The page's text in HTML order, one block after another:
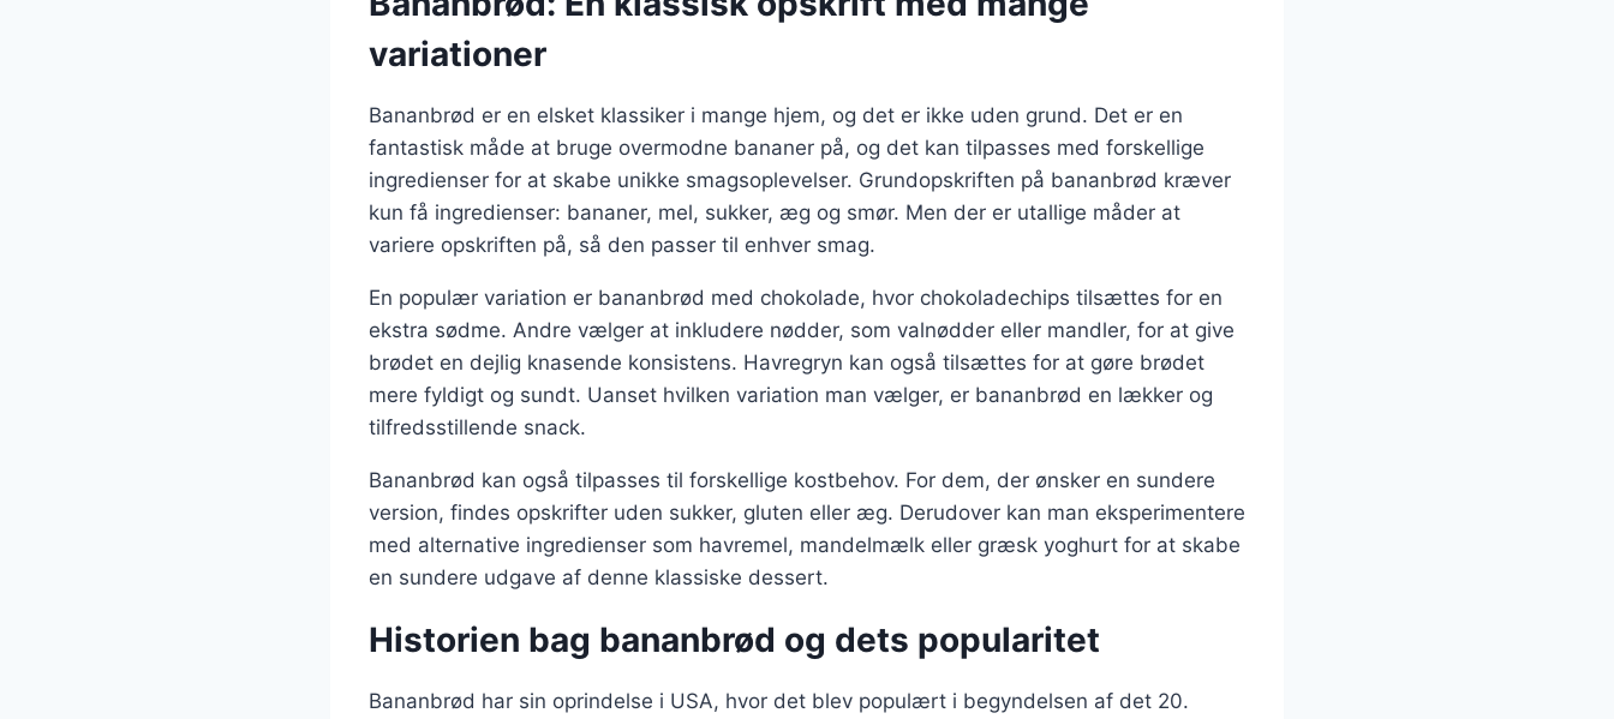
variationer
Bananbrød er en elsket klassiker i mange hjem, og det er ikke uden grund. Det er en
fantastisk måde at bruge overmodne bananer på, og det kan tilpasses med forskellige
ingredienser for at skabe unikke smagsoplevelser. Grundopskriften på bananbrød kræver
kun få ingredienser: bananer, mel, sukker, æg og smør. Men der er utallige måder at
variere opskriften på, så den passer til enhver smag.
En populær variation er bananbrød med chokolade, hvor chokoladechips tilsættes for en
ekstra sødme. Andre vælger at inkludere nødder, som valnødder eller mandler, for at give
brødet en dejlig knasende konsistens. Havregryn kan også tilsættes for at gøre brødet
mere fyldigt og sundt. Uanset hvilken variation man vælger, er bananbrød en lækker og
tilfredsstillende snack.
Bananbrød kan også tilpasses til forskellige kostbehov. For dem, der ønsker en sundere
version, findes opskrifter uden sukker, gluten eller æg. Derudover kan man eksperimentere
med alternative ingredienser som havremel, mandelmælk eller græsk yoghurt for at skabe
en sundere udgave af denne klassiske dessert.
Historien bag bananbrød og dets popularitet
Bananbrød har sin oprindelse i USA, hvor det blev populært i begyndelsen af det 20.